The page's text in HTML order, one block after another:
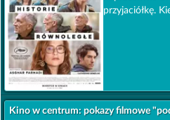
przyjaciółkę.
Kino w centrum: pokazy filmowe